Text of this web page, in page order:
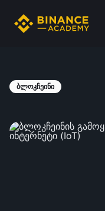
ბლოკჩეინი